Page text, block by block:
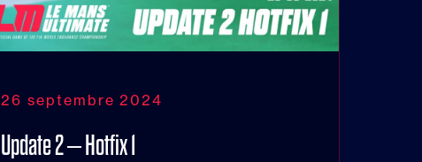
26 septembre 2024
Update 2 – Hotfix 1